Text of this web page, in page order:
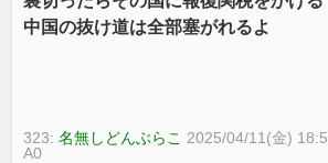
中国の抜け道は全部塞がれるよ
323:名無しどんぶらこ 2025/04/11(金)
A0